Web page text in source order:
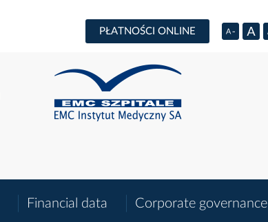
PŁATNOŚCI ONLINE
Financial data Corporate governance